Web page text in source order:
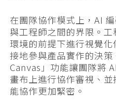
在團隊協作模式上，AI
與工程師之間的界限。
環境的前提下進行視覺
接地參與產品實作的決
Canvas」功能讓團隊將
畫布上進行協作審視、
能協作更加緊密。